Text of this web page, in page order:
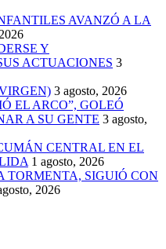
AVANZÓ A LA
Y
ACTUACIONES 3
3 agosto, 2026
EL ARCO”, GOLEÓ
A SU GENTE 3 agosto,
CENTRAL EN EL
1 agosto, 2026
TORMENTA, SIGUIÓ CON
2026